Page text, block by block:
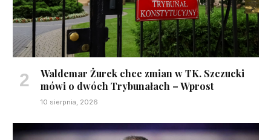
Waldemar Żurek chce zmian w TK. Szczucki
mówi o dwóch Trybunałach – Wprost
10 sierpnia, 2026